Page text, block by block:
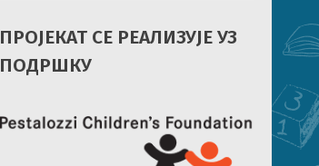
ПРОЈЕКАТ СЕ РЕАЛИЗУЈЕ УЗ
ПОДРШКУ